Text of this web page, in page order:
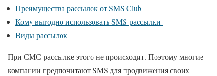
Преимущества рассылок от SMS Club
Кому выгодно использовать SMS-рассылки
Виды рассылок
При СМС-рассылке этого не происходит. Поэтому многие
компании предпочитают SMS для продвижения своих